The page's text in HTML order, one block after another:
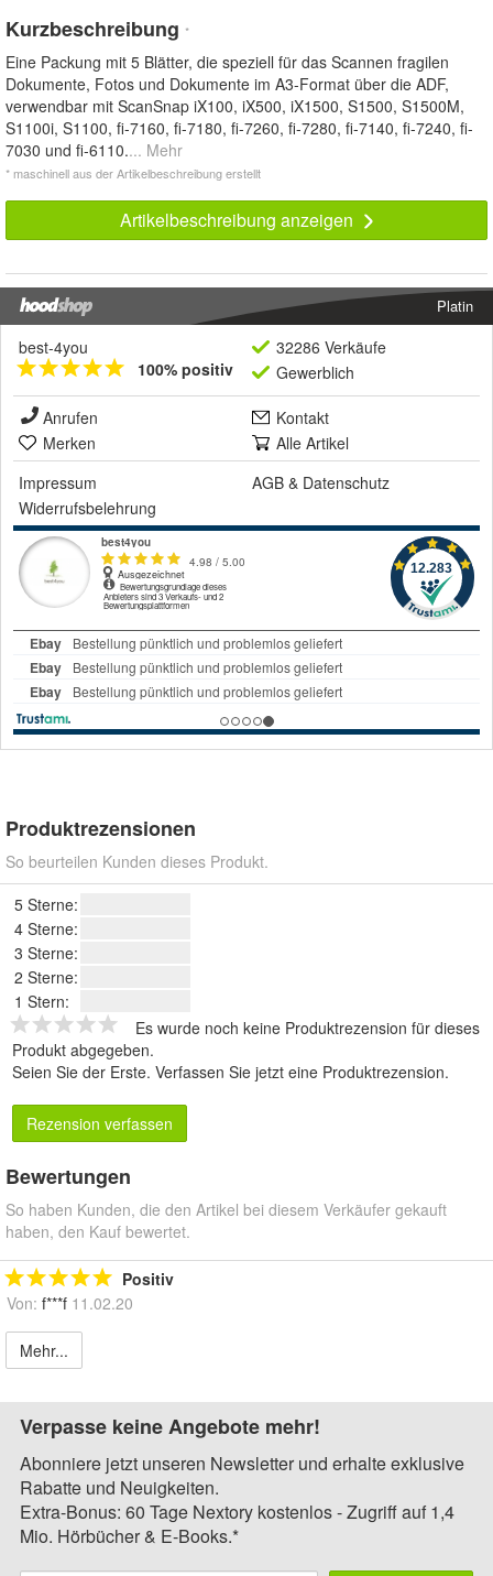
Kurzbeschreibung *
Eine Packung mit 5 Blätter, die speziell für das Scannen fragilen
Dokumente, Fotos und Dokumente im A3-Format über die ADF,
verwendbar mit ScanSnap iX100, iX500, iX1500, S1500, S1500M,
S1100i, S1100, fi-7160, fi-7180, fi-7260, fi-7280, fi-7140, fi-7240, fi-
7030 und fi-6110.... Mehr
* maschinell aus der Artikelbeschreibung erstellt
Artikelbeschreibung anzeigen
Platin
best-4you
100% positiv
32286 Verkäufe
Gewerblich
Anrufen
Kontakt
Merken
Alle Artikel
Impressum
AGB & Datenschutz
Widerrufsbelehrung
Produktrezensionen
So beurteilen Kunden dieses Produkt.
5 Sterne:
4 Sterne:
3 Sterne:
2 Sterne:
1 Stern:
Es wurde noch keine Produktrezension für dieses
Produkt abgegeben.
Seien Sie der Erste. Verfassen Sie jetzt eine Produktrezension.
Rezension verfassen
Bewertungen
So haben Kunden, die den Artikel bei diesem Verkäufer gekauft
haben, den Kauf bewertet.
Positiv
Von: f***f 11.02.20
Mehr...
Verpasse keine Angebote mehr!
Abonniere jetzt unseren Newsletter und erhalte exklusive
Rabatte und Neuigkeiten.
Extra-Bonus: 60 Tage Nextory kostenlos - Zugriff auf 1,4
Mio. Hörbücher & E-Books.*